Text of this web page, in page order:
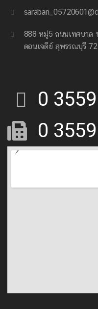
888 หมู่5 ถนนเทศบาล
ดอนเจดีย์ สุพรรณบุรี
0
0